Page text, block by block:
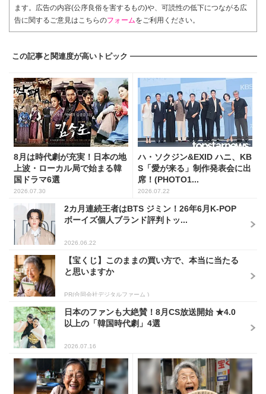
ます。広告の内容(公序良俗を害するもの)や、可読性の低下につながる広
告に関するご意見はこちらのフォームをご利用ください。
この記事と関連度が高いトピック
8月は時代劇が充実！日本の地
上波・ローカル局で始まる韓
国ドラマ6選
2026.07.30
ハ・ソクジン&EXID ハニ、KB
S「愛が来る」制作発表会に出
席！(PHOTO1...
2026.07.22
2カ月連続王者はBTS ジミン！26年6月K-POP
ボーイズ個人ブランド評判トッ...
2026.06.22
【宝くじ】このままの買い方で、本当に当たる
と思いますか
PR(合同会社デジタルファーム )
日本のファンも大絶賛！8月CS放送開始 ★4.0
以上の「韓国時代劇」4選
2026.07.16